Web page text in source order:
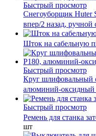
Быстрый просмотр
Снегоуборщик Huter
впер/2 назад, ручной
Шток на сабельную
Быстрый просмотр
Круг шлифовальный
алюминий-оксидный
Быстрый просмотр
Ремень для станка
шт